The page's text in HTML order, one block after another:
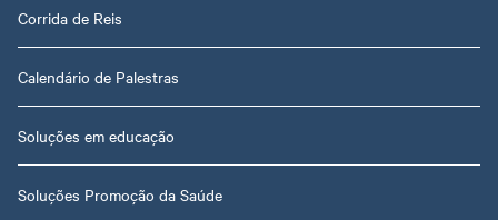
Corrida de Reis
Calendário de Palestras
Soluções em educação
Soluções Promoção da Saúde